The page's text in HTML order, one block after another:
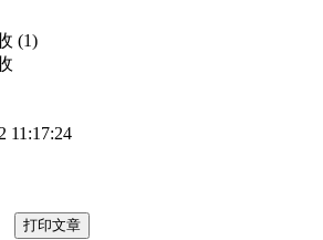
(1)
11:17:24